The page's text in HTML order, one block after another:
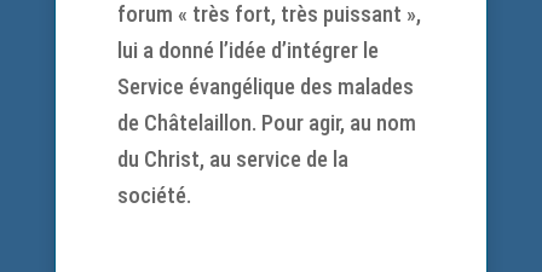
forum « très fort, très puissant »,
lui a donné l’idée d’intégrer le
Service évangélique des malades
de Châtelaillon. Pour agir, au nom
du Christ, au service de la
société.